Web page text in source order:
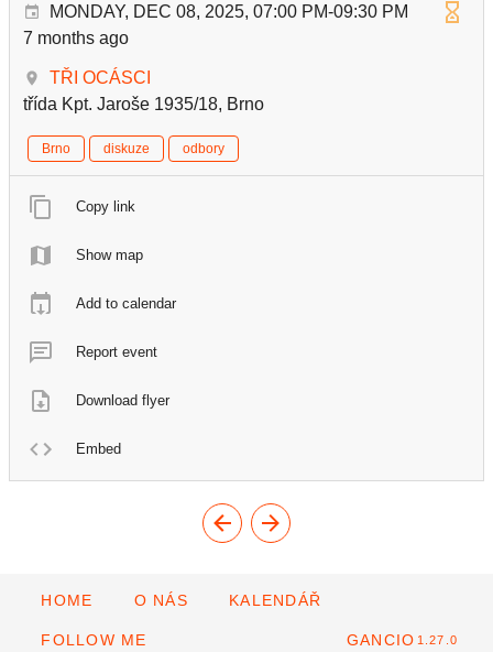
MONDAY, DEC 08, 2025, 07:00 PM-09:30 PM
7 months ago
TŘI OCÁSCI
třída Kpt. Jaroše 1935/18, Brno
Brno diskuze odbory
Copy link
Show map
Add to calendar
Report event
Download flyer
Embed
HOME O NÁS KALENDÁŘ
FOLLOW ME GANCIO 1.27.0